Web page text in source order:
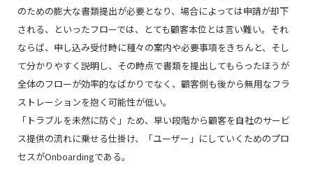
のための膨大な書類提出が必要となり、場合によっては申請が却下
される、といったフローでは、とても顧客本位とは言い難い。それ
ならば、申し込み受付時に種々の案内や必要事項をきちんと、そし
て分かりやすく説明し、その時点で書類を提出してもらったほうが
全体のフローが効率的なばかりでなく、顧客側も後から無用なフラ
ストレーションを抱く可能性が低い。
「トラブルを未然に防ぐ」ため、早い段階から顧客を自社のサービ
ス提供の流れに乗せる仕掛け、「ユーザー」にしていくためのプロ
セスがOnboardingである。